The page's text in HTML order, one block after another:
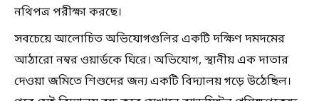
নথিপত্র পরীক্ষা করছে।
সবচেয়ে আলোচিত অভিযোগগুলির একটি দক্ষিণ দমদমের
আঠারো নম্বর ওয়ার্ডকে ঘিরে। অভিযোগ, স্থানীয় এক দাতার
দেওয়া জমিতে শিশুদের জন্য একটি বিদ্যালয় গড়ে উঠেছিল।